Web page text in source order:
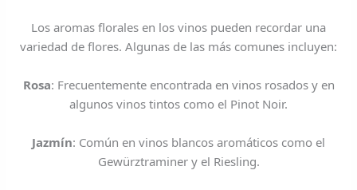
Los aromas florales en los vinos pueden recordar una
variedad de flores. Algunas de las más comunes incluyen:
Rosa: Frecuentemente encontrada en vinos rosados y en
algunos vinos tintos como el Pinot Noir.
Jazmín: Común en vinos blancos aromáticos como el
Gewürztraminer y el Riesling.